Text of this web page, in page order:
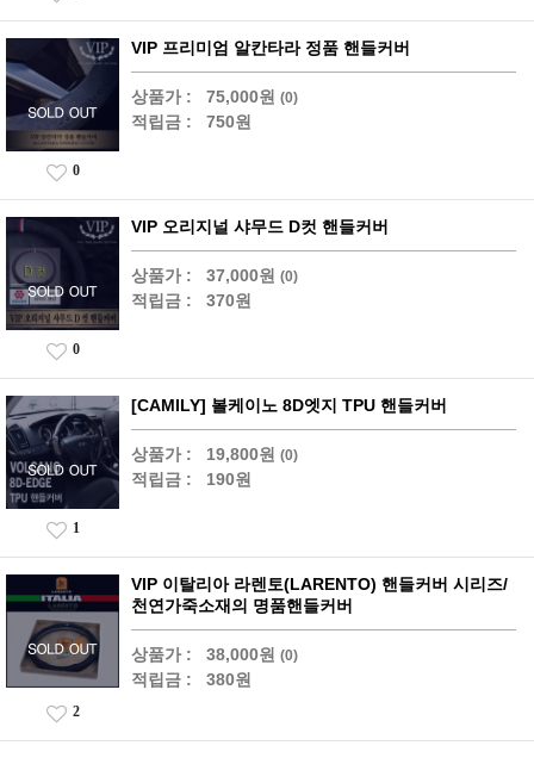
VIP 프리미엄 알칸타라 정품 핸들커버
상품가 : 75,000원 (0)
적립금 : 750원
0
VIP 오리지널 샤무드 D컷 핸들커버
상품가 : 37,000원 (0)
적립금 : 370원
0
[CAMILY] 볼케이노 8D엣지 TPU 핸들커버
상품가 : 19,800원 (0)
적립금 : 190원
1
VIP 이탈리아 라렌토(LARENTO) 핸들커버 시리즈/
천연가죽소재의 명품핸들커버
상품가 : 38,000원 (0)
적립금 : 380원
2